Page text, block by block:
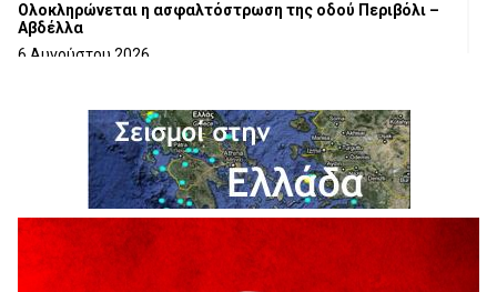
Ολοκληρώνεται η ασφαλτόστρωση της οδού Περιβόλι –
Αβδέλλα
6 Αυγούστου 2026
5 Αυγούστου 2026
Ο ΑΝΔΡΕΑΣ ΑΣΛΑΝΙΔΗΣ ΣΥΝΕΧΙΖΕΙ ΣΤΟΝ ΠΡΩΤΕΑ
ΓΡΕΒΕΝΩΝ
5 Αυγούστου 2026
Ευχαριστήριο Εκπολιτιστικού Συλλόγου Ταξιάρχη προς κ.
Παρασχάκη Αθανάσιο